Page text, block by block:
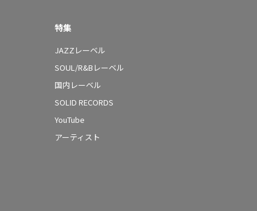
特集
JAZZレーベル
SOUL/R&Bレーベル
国内レーベル
SOLID RECORDS
YouTube
アーティスト